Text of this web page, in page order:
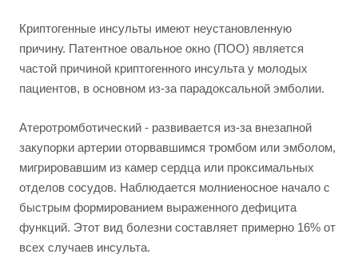
Криптогенные инсульты имеют неустановленную
причину. Патентное овальное окно (ПОО) является
частой причиной криптогенного инсульта у молодых
пациентов, в основном из-за парадоксальной эмболии.
Атеротромботический - развивается из-за внезапной
закупорки артерии оторвавшимся тромбом или эмболом,
мигрировавшим из камер сердца или проксимальных
отделов сосудов. Наблюдается молниеносное начало с
быстрым формированием выраженного дефицита
функций. Этот вид болезни составляет примерно 16% от
всех случаев инсульта.